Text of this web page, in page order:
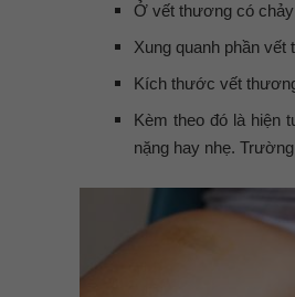
Ở vết thương có
Xung quanh phần
Kích thước vết
Kèm theo đó là hiện
nặng hay nhẹ.